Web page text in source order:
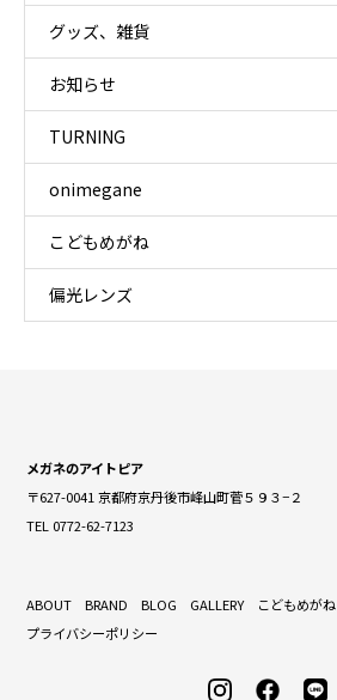
グッズ、雑貨
お知らせ
TURNING
onimegane
こどもめがね
偏光レンズ
メガネのアイトピア
〒627-0041 京都府京丹後市峰山町菅５９３−２
TEL 0772-62-7123
ABOUT BRAND BLOG GALLERY こどもめがね
プライバシーポリシー